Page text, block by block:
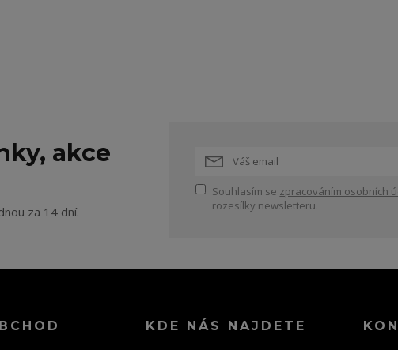
akce
za 14 dní.
Souhlasím se zpracováním osobních
rozesílky newsletteru.
KDE NÁS NAJDETE